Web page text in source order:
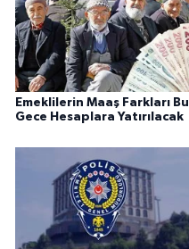
Emeklilerin Maaş Farkları Bu
Gece Hesaplara Yatırılacak